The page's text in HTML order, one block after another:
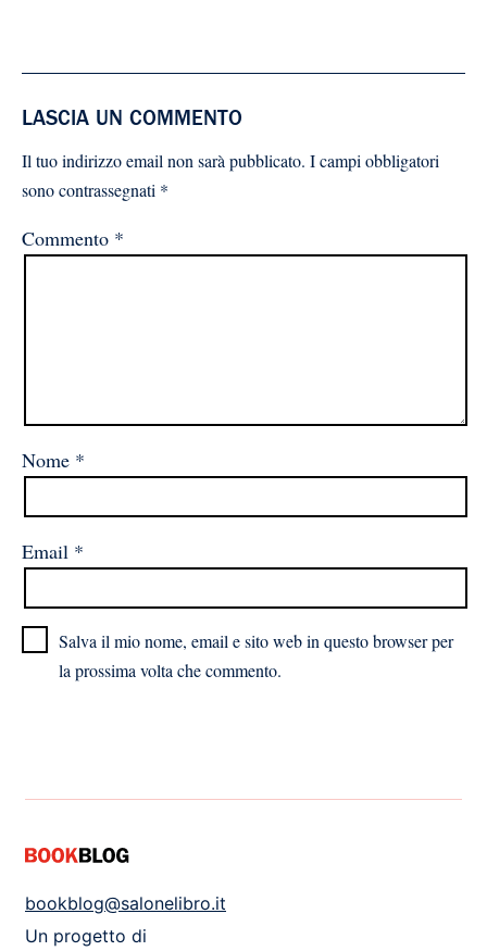
LASCIA UN COMMENTO
Il tuo indirizzo email non sarà pubblicato. I campi obbligatori
sono contrassegnati *
Commento *
Nome *
Email *
Salva il mio nome, email e sito web in questo browser per
la prossima volta che commento.
bookblog@salonelibro.it
Un progetto di